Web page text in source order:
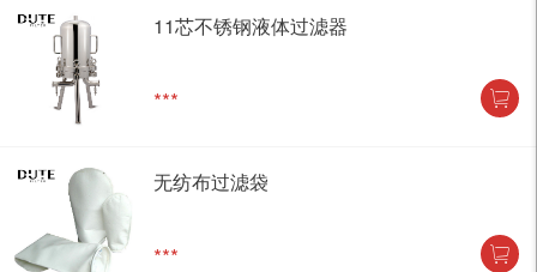
11芯不锈钢液体过滤器
***
无纺布过滤袋
***